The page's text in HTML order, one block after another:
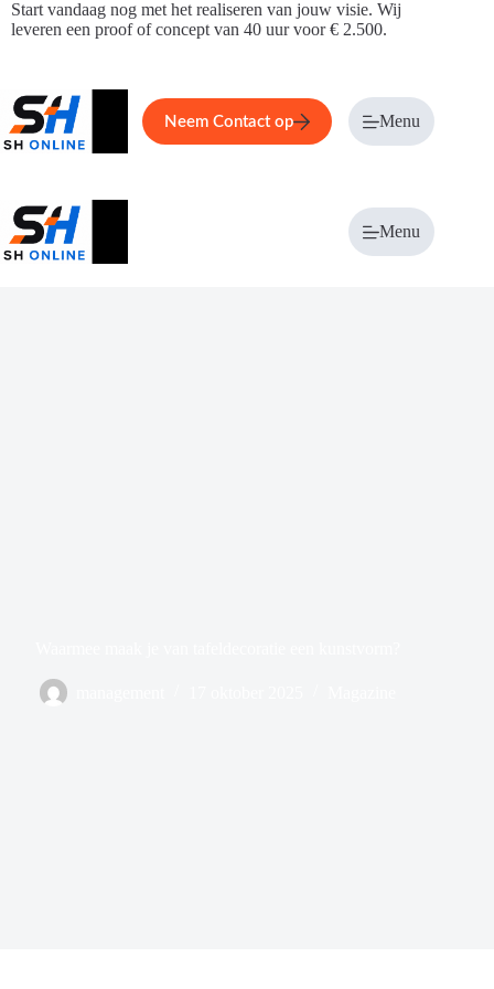
Ga
naar
Start vandaag nog met het realiseren van jouw visie. Wij
leveren een proof of concept van 40 uur voor € 2.500.
Home Service Over ons
Neem Contact op Menu
Menu